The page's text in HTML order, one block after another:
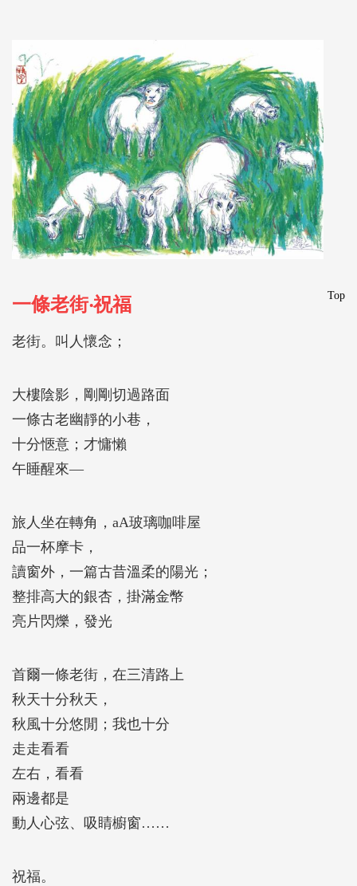
Top
一條老街‧祝福
老街。叫人懷念；
大樓陰影，剛剛切過路面
一條古老幽靜的小巷，
十分愜意；才慵懶
午睡醒來―
旅人坐在轉角，aA玻璃咖啡屋
品一杯摩卡，
讀窗外，一篇古昔溫柔的陽光；
整排高大的銀杏，掛滿金幣
亮片閃爍，發光
首爾一條老街，在三清路上
秋天十分秋天，
秋風十分悠閒；我也十分
走走看看
左右，看看
兩邊都是
動人心弦、吸睛櫥窗……
祝福。